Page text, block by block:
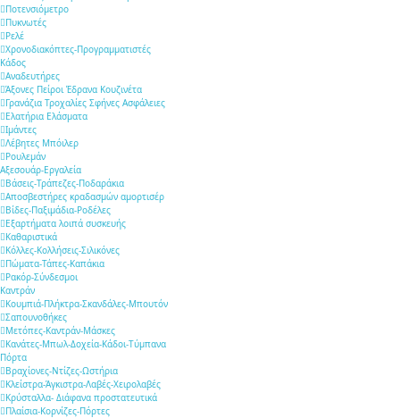
Ποτενσιόμετρο
Πυκνωτές
Ρελέ
Χρονοδιακόπτες-Προγραμματιστές
Κάδος
Αναδευτήρες
Άξονες Πείροι Έδρανα Κουζινέτα
Γρανάζια Τροχαλίες Σφήνες Ασφάλειες
Ελατήρια Ελάσματα
Ιμάντες
Λέβητες Μπόιλερ
Ρουλεμάν
Αξεσουάρ-Εργαλεία
Βάσεις-Τράπεζες-Ποδαράκια
Αποσβεστήρες κραδασμών αμορτισέρ
Βίδες-Παξιμάδια-Ροδέλες
Εξαρτήματα λοιπά συσκευής
Καθαριστικά
Κόλλες-Κολλήσεις-Σιλικόνες
Πώματα-Τάπες-Καπάκια
Ρακόρ-Σύνδεσμοι
Καντράν
Κουμπιά-Πλήκτρα-Σκανδάλες-Μπουτόν
Σαπουνοθήκες
Μετόπες-Καντράν-Μάσκες
Κανάτες-Μπωλ-Δοχεία-Κάδοι-Τύμπανα
Πόρτα
Βραχίονες-Ντίζες-Ωστήρια
Κλείστρα-Άγκιστρα-Λαβές-Χειρολαβές
Κρύσταλλα- Διάφανα προστατευτικά
Πλαίσια-Κορνίζες-Πόρτες